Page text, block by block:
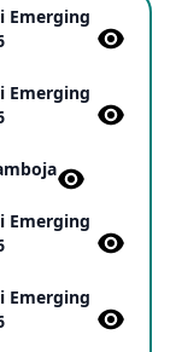
Kongo dan
17 May 2026
Emerging
Emerging
Emerging
Emerging